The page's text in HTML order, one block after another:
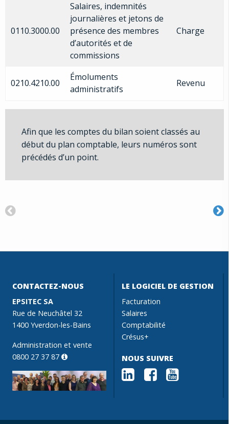
0110.3000.00
Salaires, indemnités
journalières et jetons de
présence des membres
d’autorités et de
commissions
Charge
0210.4210.00
Émoluments
administratifs
Revenu
Afin que les comptes du bilan soient classés au
début du plan comptable, leurs numéros sont
précédés d’un point.
CONTACTEZ-NOUS
EPSITEC SA
Rue de Neuchâtel 32
1400 Yverdon-les-Bains
Administration et vente
0800 27 37 87
LE LOGICIEL DE GESTION
Facturation
Salaires
Comptabilité
Crésus+
NOUS SUIVRE